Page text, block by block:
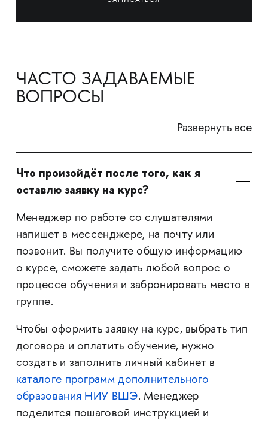
ЧАСТО ЗАДАВАЕМЫЕ
ВОПРОСЫ
Развернуть все
Что произойдёт после того, как я
оставлю заявку на курс?
Менеджер по работе со слушателями
напишет в мессенджере, на почту или
позвонит. Вы получите общую информацию
о курсе, сможете задать любой вопрос о
процессе обучения и забронировать место в
группе.
Чтобы оформить заявку на курс, выбрать тип
договора и оплатить обучение, нужно
создать и заполнить личный кабинет в
каталоге программ дополнительного
образования НИУ ВШЭ. Менеджер
поделится пошаговой инструкцией и